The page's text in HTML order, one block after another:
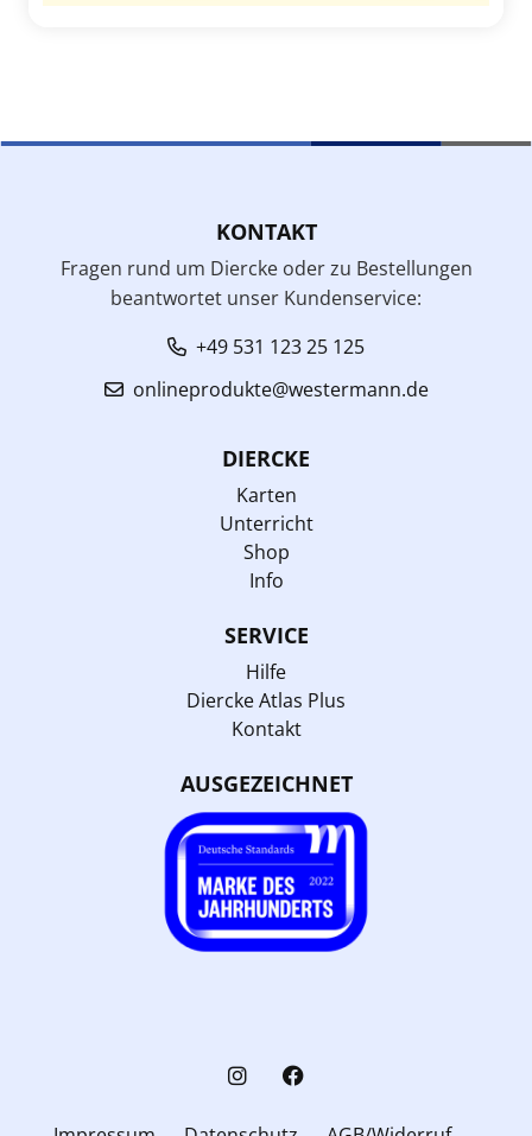
KONTAKT
Fragen rund um Diercke oder zu Bestellungen
beantwortet unser Kundenservice:
+49 531 123 25 125
onlineprodukte@westermann.de
DIERCKE
Karten
Unterricht
Shop
Info
SERVICE
Hilfe
Diercke Atlas Plus
Kontakt
AUSGEZEICHNET